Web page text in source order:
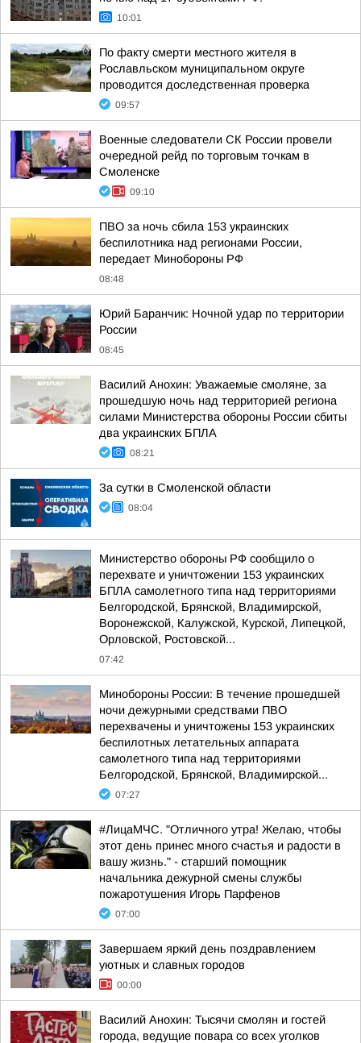
10:01
По факту смерти местного жителя в
Рославльском муниципальном округе
проводится доследственная проверка
09:57
Военные следователи СК России провели
очередной рейд по торговым точкам в
Смоленске
09:10
ПВО за ночь сбила 153 украинских
беспилотника над регионами России,
передает Минобороны РФ
08:48
Юрий Баранчик: Ночной удар по территории
России
08:45
Василий Анохин: Уважаемые смоляне, за
прошедшую ночь над территорией региона
силами Министерства обороны России сбиты
два украинских БПЛА
08:21
За сутки в Смоленской области
08:04
Министерство обороны РФ сообщило о
перехвате и уничтожении 153 украинских
БПЛА самолетного типа над территориями
Белгородской, Брянской, Владимирской,
Воронежской, Калужской, Курской, Липецкой,
Орловской, Ростовской...
07:42
Минобороны России: В течение прошедшей
ночи дежурными средствами ПВО
перехвачены и уничтожены 153 украинских
беспилотных летательных аппарата
самолетного типа над территориями
Белгородской, Брянской, Владимирской...
07:27
#ЛицаМЧС. "Отличного утра! Желаю, чтобы
этот день принес много счастья и радости в
вашу жизнь." - старший помощник
начальника дежурной смены службы
пожаротушения Игорь Парфенов
07:00
Завершаем яркий день поздравлением
уютных и славных городов
00:00
Василий Анохин: Тысячи смолян и гостей
города, ведущие повара со всех уголков